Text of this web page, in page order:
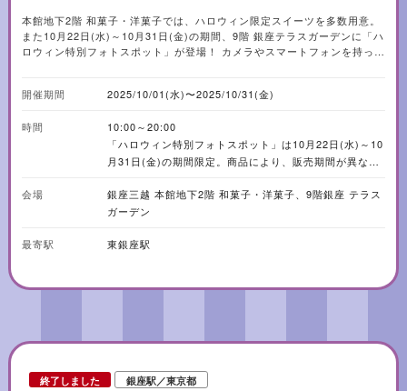
本館地下2階 和菓子・洋菓子では、ハロウィン限定スイーツを多数用意。
また10月22日(水)～10月31日(金)の期間、9階 銀座テラスガーデンに「ハ
ロウィン特別フォトスポット」が登場！ カメラやスマートフォンを持って
開催期間
2025/10/01(水)〜2025/10/31(金)
時間
10:00～20:00
「ハロウィン特別フォトスポット」は10月22日(水)～10
月31日(金)の期間限定。商品により、販売期間が異な
会場
銀座三越 本館地下2階 和菓子・洋菓子、9階銀座 テラス
ガーデン
最寄駅 東銀座駅
終了しました 銀座駅／東京都